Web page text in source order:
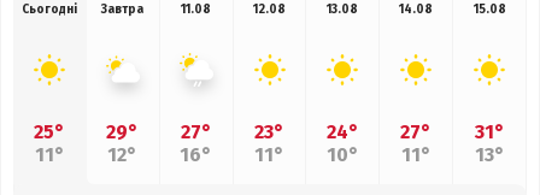
Сьогодні
25°
11°
Завтра
29°
12°
11.08
27°
16°
12.08
23°
11°
13.08
24°
10°
14.08
27°
11°
15.08
31°
13°